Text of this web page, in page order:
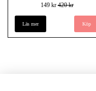
149 kr420 kr
Läs mer